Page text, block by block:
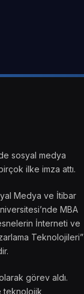
sosyal medya
ilke imza attı.
Medya ve İtibar
MBA
İnterneti ve
Teknolojileri”
görev aldı.
teknolojik